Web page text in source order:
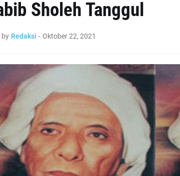
Sholeh Tanggul
by Redaksi - Oktober 22, 2021